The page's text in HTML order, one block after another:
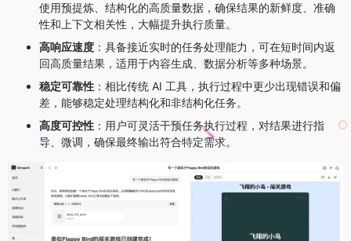
使用预提炼、结构化的高质量数据，确保结果的新鲜度、准确
性和上下文相关性，大幅提升执行质量。
高响应速度 ：具备接近实时的任务处理能力，可在短时间内返
回高质量结果，适用于内容生成、数据分析等多种场景。
稳定可靠性 ：相比传统 AI 工具，执行过程中更少出现错误和偏
差，能够稳定处理结构化和非结构化任务。
高度可控性 ：用户可灵活干预任务执行过程，对结果进行指
导、微调，确保最终输出符合特定需求。